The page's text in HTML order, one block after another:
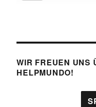
WIR FREUEN UNS
HELPMUNDO!